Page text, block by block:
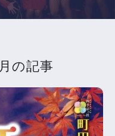
月の記事